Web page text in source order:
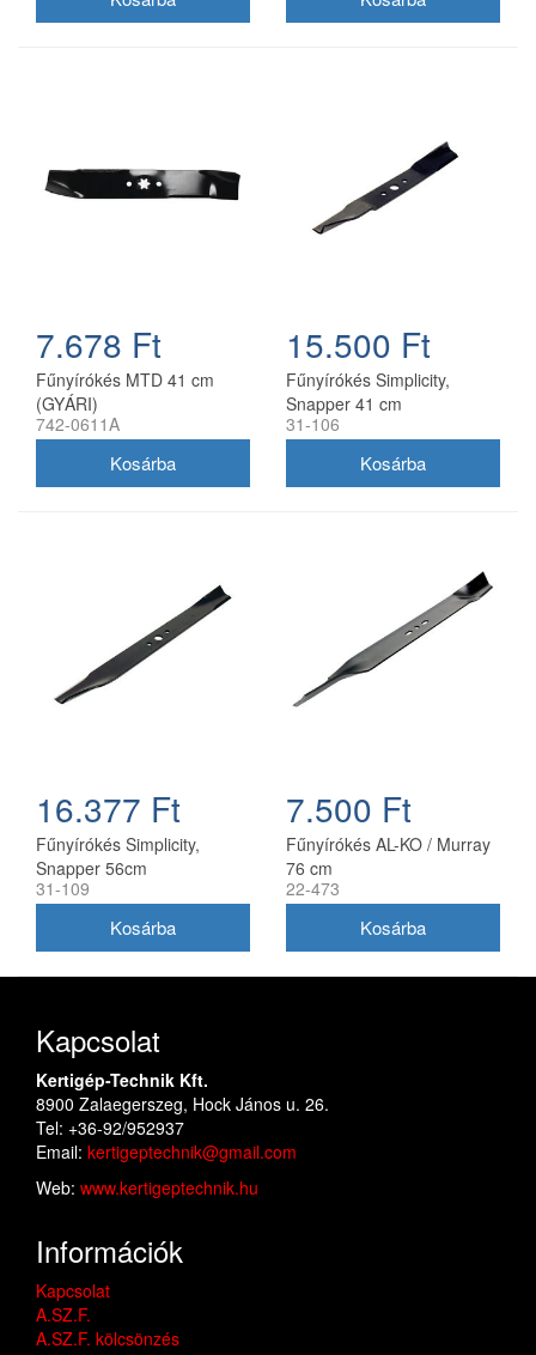
7.678 Ft
Fűnyírókés MTD 41 cm
(GYÁRI)
742-0611A
15.500 Ft
Fűnyírókés Simplicity,
Snapper 41 cm
(1704856SM)
31-106
16.377 Ft
Fűnyírókés Simplicity,
Snapper 56cm
(1716695ASM)
31-109
7.500 Ft
Fűnyírókés AL-KO / Murray
76 cm
22-473
Kapcsolat
Kertigép-Technik Kft.
8900 Zalaegerszeg, Hock János u. 26.
Tel: +36-92/952937
Email: kertigeptechnik@gmail.com
Web: www.kertigeptechnik.hu
Információk
Kapcsolat
A.SZ.F.
A.SZ.F. kölcsönzés